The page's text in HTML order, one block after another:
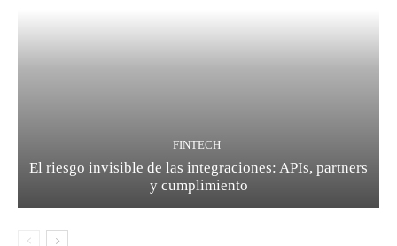
FINTECH
El riesgo invisible de las integraciones: APIs, partners
y cumplimiento